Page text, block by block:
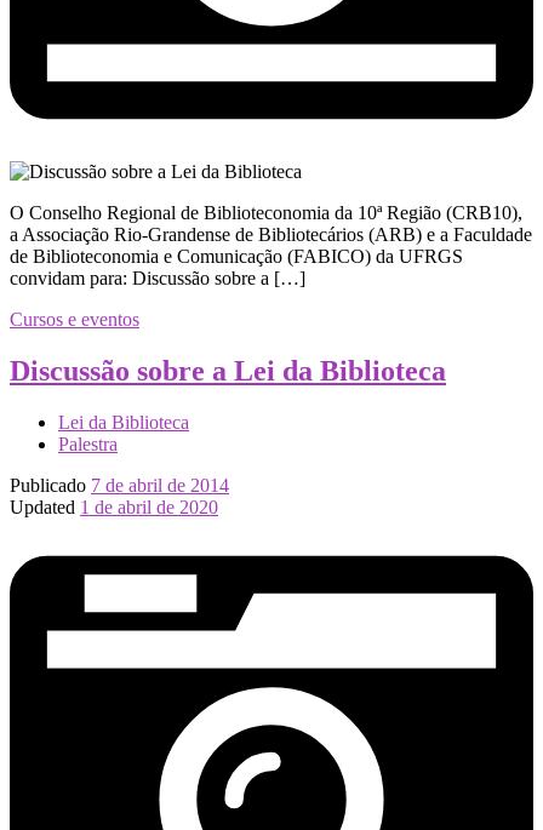
O Conselho Regional de Biblioteconomia da 10ª Região (CRB10),
a Associação Rio-Grandense de Bibliotecários (ARB) e a Faculdade
de Biblioteconomia e Comunicação (FABICO) da UFRGS
convidam para: Discussão sobre a […]
Cursos e eventos
Discussão sobre a Lei da Biblioteca
Lei da Biblioteca
Palestra
Publicado 7 de abril de 2014
Updated 1 de abril de 2020